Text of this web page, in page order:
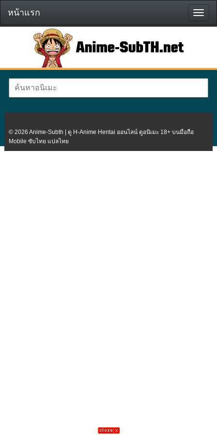
หน้า
แรก
หน้าแรก
© 2026 Anime-Subth | ดู H-Anime Hentai ออนไลน์ ดูอนิเมะ 18+ บนมือถือ
Mobile ซับไทย แปลไทย